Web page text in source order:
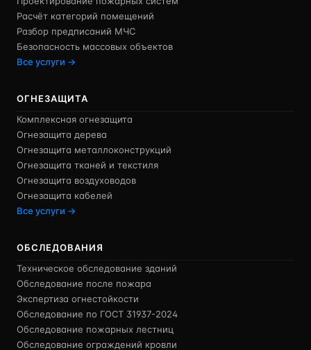
Расчёт категорий помещений
Разбор предписаний МЧС
Безопасность массовых объектов
Все услуги →
ОГНЕЗАЩИТА
Комплексная огнезащита
Огнезащита дерева
Огнезащита металлоконструкций
Огнезащита тканей и текстиля
Огнезащита воздуховодов
Огнезащита кабелей
Все услуги →
ОБСЛЕДОВАНИЯ
Техническое обследование зданий
Обследование после пожара
Экспертиза огнестойкости
Обследование по ГОСТ 31937-2024
Обследование пожарных лестниц
Обследование ограждений кровли